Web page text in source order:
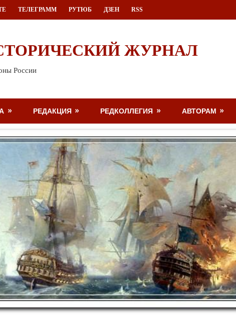
ТЕЛЕГРАММ РУТЮБ ДЗЕН RSS
ЖУРНАЛ
России
РЕДАКЦИЯ РЕДКОЛЛЕГИЯ АВТОРАМ